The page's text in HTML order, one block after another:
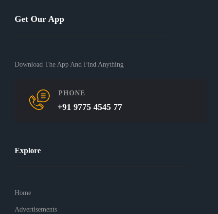
Get Our App
Download The App And Find Anything
PHONE
+91 9775 4545 77
Explore
Home
Advertisements